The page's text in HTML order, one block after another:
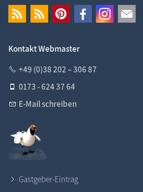
Kontakt Webmaster
+49 (0)38 202 – 306 87
0173 - 624 37 64
E-Mail schreiben
Gastgeber-Eintrag